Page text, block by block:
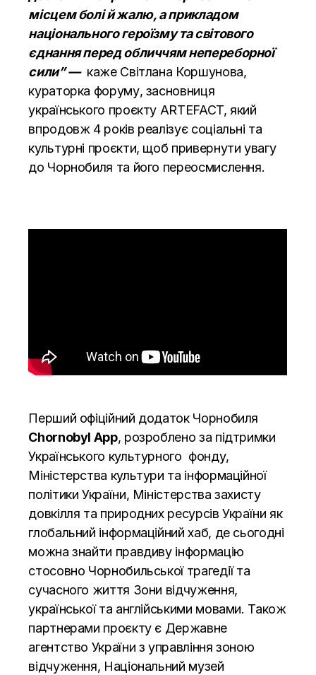
місцем болі й жалю, а прикладом
національного героїзму та світового
єднання перед обличчям непереборної
сили”—каже Світлана Коршунова,
кураторка форуму, засновниця
українського проєкту ARTEFACT, який
впродовж 4 років реалізує соціальні та
культурні проєкти, щоб привернути увагу
до Чорнобиля та його переосмислення.
Перший офіційний додаток Чорнобиля
Chornobyl App, розроблено за підтримки
Українського культурного фонду,
Міністерства культури та інформаційної
політики України, Міністерства захисту
довкілля та природних ресурсів України як
глобальний інформаційний хаб, де сьогодні
можна знайти правдиву інформацію
стосовно Чорнобильської трагедії та
сучасного життя Зони відчуження,
української та англійськими мовами. Також
партнерами проєкту є Державне
агентство України з управління зоною
відчуження, Національний музей